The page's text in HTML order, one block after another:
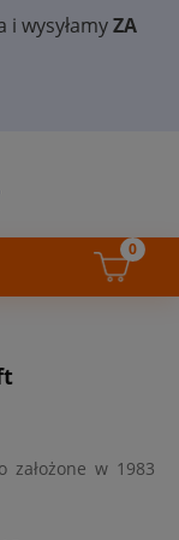
i wysyłamyZA
założone w 1983